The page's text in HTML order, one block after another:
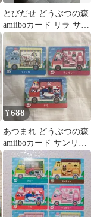
とびだせ どうぶつの森
amiiboカード リラ サン
リオ
¥688
あつまれ どうぶつの森
amiiboカード サンリオ
3枚セット